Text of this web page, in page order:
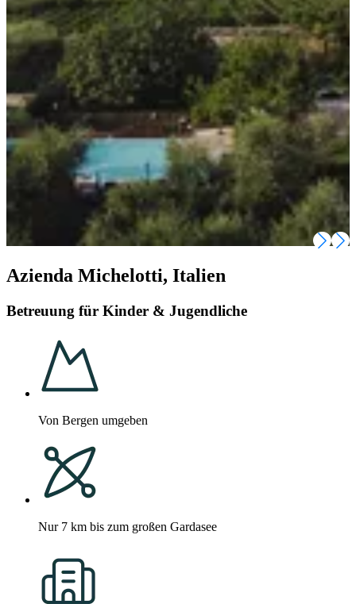
Azienda Michelotti, Italien
Betreuung für Kinder & Jugendliche
Von Bergen umgeben
Nur 7 km bis zum großen Gardasee